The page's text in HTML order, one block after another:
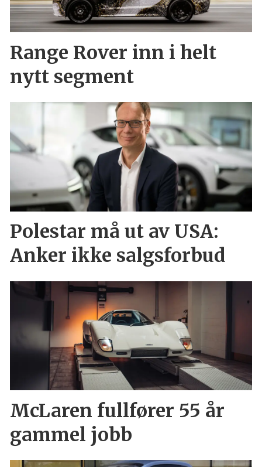
Range Rover inn i helt
nytt segment
Polestar må ut av USA:
Anker ikke salgsforbud
McLaren fullfører 55 år
gammel jobb